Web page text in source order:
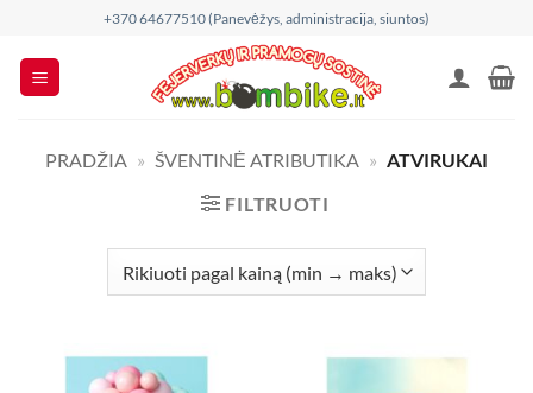
content
+370 64677510 (Panevėžys, administracija, siuntos)
PRADŽIA » ŠVENTINĖ ATRIBUTIKA » ATVIRUKAI
FILTRUOTI